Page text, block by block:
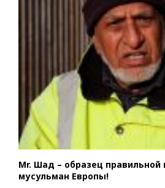
Mr. Шад – образец правильной
мусульман Европы!